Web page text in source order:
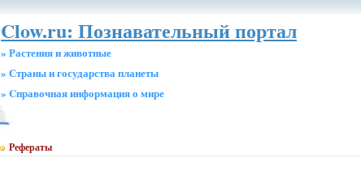
Clow.ru: Познавательный портал
» Растения и животные
» Страны и государства планеты
» Cправочная информация о мире
Рефераты